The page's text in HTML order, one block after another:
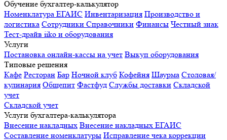
Обучение бухгалтер-калькулятор
Номенклатура ЕГАИС Инвентаризация Производство и
логистика Сотрудники Справочники Финансы Честный знак
Тест-драйв iiko и оборудования
Услуги
Постановка онлайн-кассы на учет Выкуп оборудования
Типовые решения
Кафе Ресторан Бар Ночной клуб Кофейня Шаурма Столовая/
кулинария Общепит Фастфуд Службы доставки Складской
учет
Складской учет
Услуги бухгалтера-калькулятора
Внесение накладных Внесение накладных ЕГАИС
Составление номенклатуры Исправление чека коррекции